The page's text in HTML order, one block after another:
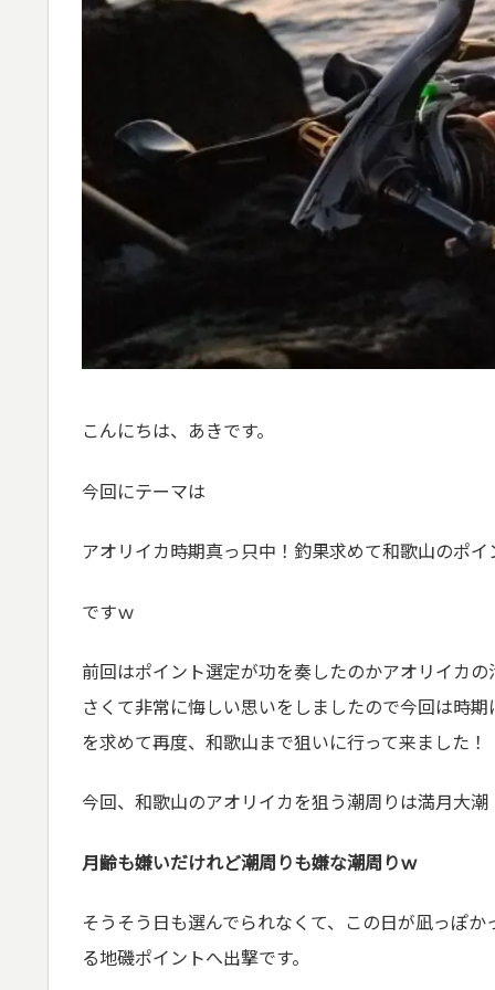
こんにちは、あきです。
今回にテーマは
アオリイカ時期真っ只中！釣果求めて和歌山のポイ
ですｗ
前回はポイント選定が功を奏したのかアオリイカ
さくて非常に悔しい思いをしましたので今回は時
を求めて再度、和歌山まで狙いに行って来ました！
今回、和歌山のアオリイカを狙う潮周りは満月大
月齢も嫌いだけれど潮周りも嫌な潮周りｗ
そうそう日も選んでられなくて、この日が凪っぽ
る地磯ポイントへ出撃です。